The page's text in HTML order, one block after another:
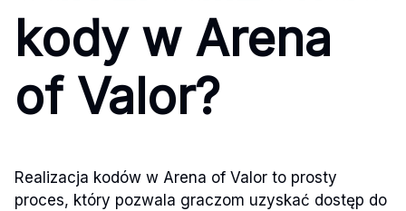
kody w Arena
of Valor?
Realizacja kodów w Arena of Valor to prosty
proces, który pozwala graczom uzyskać dostęp do